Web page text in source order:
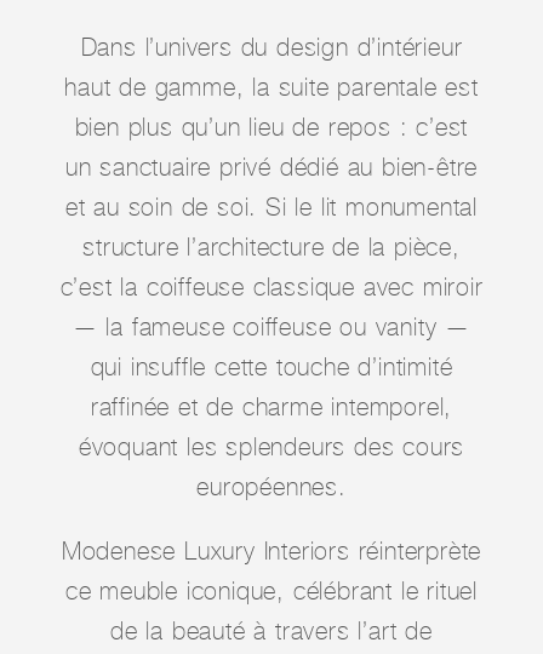
Dans l’univers du design d’intérieur
haut de gamme, la suite parentale est
bien plus qu’un lieu de repos : c’est
un sanctuaire privé dédié au bien-être
et au soin de soi. Si le lit monumental
structure l’architecture de la pièce,
c’est la coiffeuse classique avec miroir
— la fameuse coiffeuse ou vanity —
qui insuffle cette touche d’intimité
raffinée et de charme intemporel,
évoquant les splendeurs des cours
européennes.
Modenese Luxury Interiors réinterprète
ce meuble iconique, célébrant le rituel
de la beauté à travers l’art de